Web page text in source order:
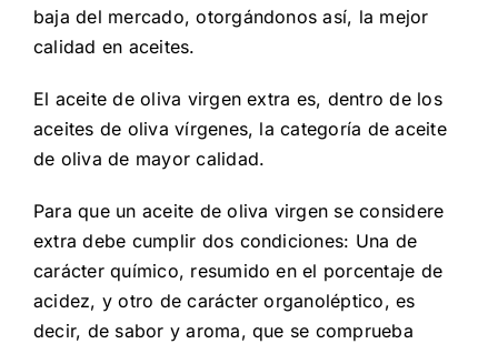
baja del mercado, otorgándonos así, la mejor
calidad en aceites.
El aceite de oliva virgen extra es, dentro de los
aceites de oliva vírgenes, la categoría de aceite
de oliva de mayor calidad.
Para que un aceite de oliva virgen se considere
extra debe cumplir dos condiciones: Una de
carácter químico, resumido en el porcentaje de
acidez, y otro de carácter organoléptico, es
decir, de sabor y aroma, que se comprueba